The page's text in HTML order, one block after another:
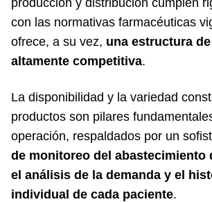
con las normativas farmacéuticas
ofrece, a su vez, una estructura
altamente competitiva.
La disponibilidad y la variedad
productos son pilares
operación, respaldados por un
de monitoreo del abastecimiento
el análisis de la demanda y el
individual de cada paciente.